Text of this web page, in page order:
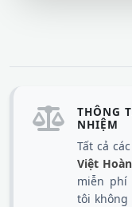
THÔNG
NHIỆM
Tất cả
Việt
miễn phí
tôi không